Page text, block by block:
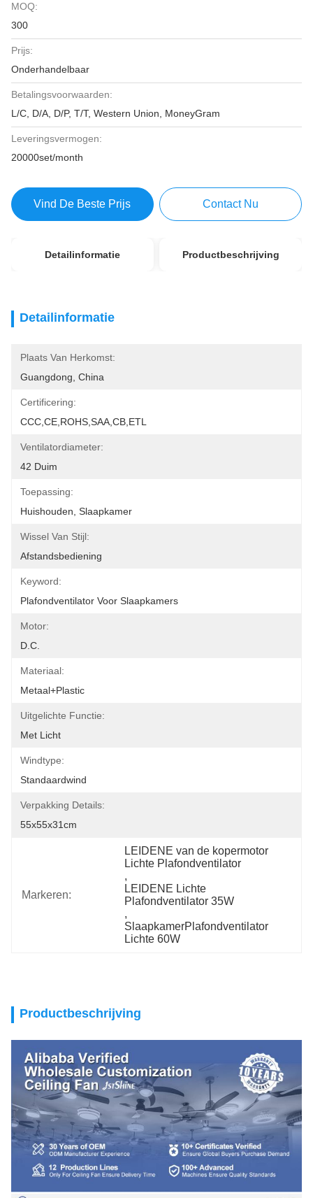
MOQ:
300
Prijs:
Onderhandelbaar
Betalingsvoorwaarden:
L/C, D/A, D/P, T/T, Western Union, MoneyGram
Leveringsvermogen:
20000set/month
Vind De Beste Prijs Contact Nu
Detailinformatie Productbeschrijving
Detailinformatie
Plaats Van Herkomst:
Guangdong, China
Certificering:
CCC,CE,ROHS,SAA,CB,ETL
Ventilatordiameter:
42 Duim
Toepassing:
Huishouden, Slaapkamer
Wissel Van Stijl:
Afstandsbediening
Keyword:
Plafondventilator Voor Slaapkamers
Motor:
D.C.
Materiaal:
Metaal+plastic
Uitgelichte Functie:
Met Licht
Windtype:
Standaardwind
Verpakking Details:
55x55x31cm
Markeren:
LEIDENE van de kopermotor
Lichte Plafondventilator
,
LEIDENE Lichte
Plafondventilator 35W
,
SlaapkamerPlafondventilator
Lichte 60W
Productbeschrijving